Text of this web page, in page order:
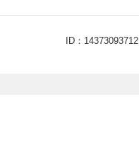
ID：14373093712